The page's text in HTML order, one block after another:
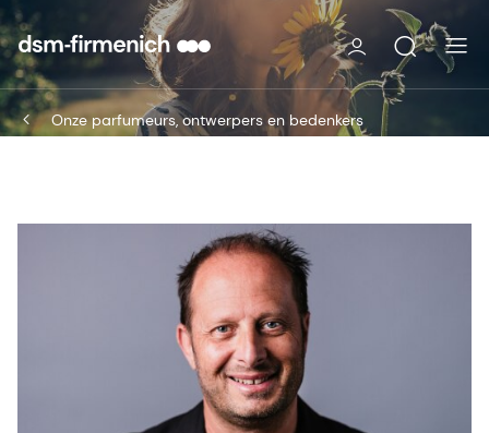
Onze parfumeurs, ontwerpers en bedenkers